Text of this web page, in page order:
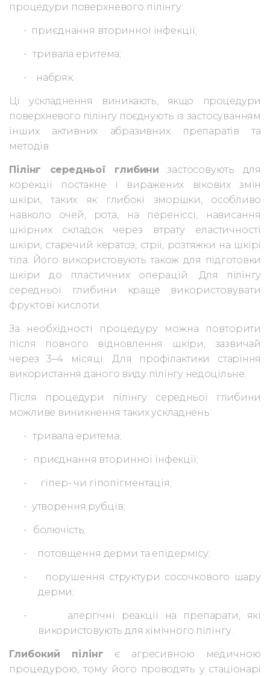
процедури поверхневого пілінгу:
· приєднання вторинної інфекції;
· тривала еритема;
· набряк.
Ці ускладнення виникають, якщо процедури
поверхневого пілінгу поєднують із застосуванням
інших активних абразивних препаратів та
методів.
Пілінг середньої глибини
застосовують для
корекції постакне і виражених вікових змін
шкіри, таких як глибокі зморшки, особливо
навколо очей,
рота, на переніссі, нависання
шкірних складок через втрату еластичності
шкіри, старечий кератоз, стрії, розтяжки на шкірі
тіла. Його використовують також для підготовки
шкіри до пластичних операцій. Для пілінгу
середньої глибини краще
використовувати
фруктові кислоти.
За необхідності процедуру можна повторити
після повного відновлення шкіри, зазвичай
через 3–4 місяці.Для профілактики старіння
використання даного виду пілінгу недоцільне.
Після процедури пілінгу середньої глибини
можливе виникнення таких ускладнень:
· тривала еритема;
· приєднання вторинної інфекції;
· гіпер- чи гіпопігментація;
· утворення рубців;
· болючість;
· потовщення дерми та епідермісу;
·
порушення структури сосочкового шару
дерми;
·
алергічні реакції на препарати, які
використовують для хімічного пілінгу.
Глибокий пілінг
є агресивною медичною
процедурою, тому його проводять у стаціонарі